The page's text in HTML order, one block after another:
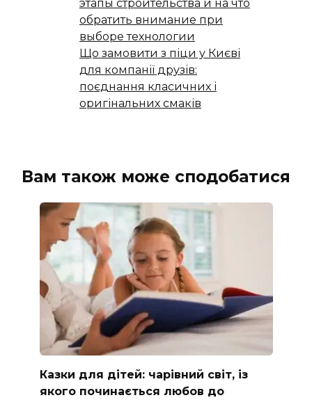
этапы строительства и на что
обратить внимание при
выборе технологии
Що замовити з піци у Києві
для компанії друзів:
поєднання класичних і
оригінальних смаків
Вам також може сподобатися
Казки для дітей: чарівний світ, із
якого починається любов до